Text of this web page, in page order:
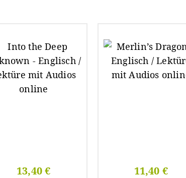
13,40 € 11,40 €